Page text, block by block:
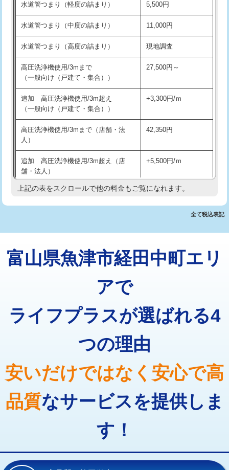
洗面台設置 38,500円
化粧台設置 22,000円
追加人工 16,500円
廃棄・処分 現場見積
※給水管工事は20mmまでの価格です。
交換・取付(排水栓・排水トラップ
22,000円+材料費
持込商品取付（混合水栓）
持込商品取付（浄水器・分岐水栓） 16,500円
業）
排水管工事（追加 排水管工事/3ｍ超
え）
マス交換（土の掘削・埋め戻し作業） 11,000円~
マス交換（深さ50㎝以上） 66,000円
コンクリート斫り（厚さ10㎝超え）
モルタル補修（厚さ10㎝まで） 27,500円
16,500円
廃棄・処分 現場見積
水道管つまり（軽度の詰まり） 5,500円
水道管つまり（中度の詰まり） 11,000円
水道管つまり（高度の詰まり） 現地調査
高圧洗浄機使用/3mまで
（一般向け（戸建て・集合））
27,500円～
追加 高圧洗浄機使用/3m超え
（一般向け（戸建て・集合））
+3,300円/ｍ
高圧洗浄機使用/3mまで（店舗・法
人）
42,350円
追加 高圧洗浄機使用/3m超え（店
舗・法人）
+5,500円/ｍ
高度高圧洗浄換 現地調査
トーラー機使用/3mまで 33,000円
追加トーラー機使用/3m超え +3,300円
止水・漏水調査・防水処理・清掃・修
11,000円
止水・漏水調査・防水処理・清掃・修
22,000円
止水・漏水調査・防水処理・清掃・修
理・調整・分解・加工など（重作業）
33,000円
その他部品の脱着 8,800円～
交換・取付(単水栓（壁付・デッキ
式）)
13,200円+材料費
上記の表をスクロールで他の料金もご覧になれます。
全て税込表記
富山県魚津市経田中町エリ
アで
ライフプラスが選ばれる4
つの理由
安いだけではなく安心で高
品質なサービスを提供しま
す！